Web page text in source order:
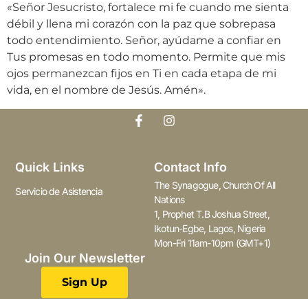
«Señor Jesucristo, fortalece mi fe cuando me sienta
débil y llena mi corazón con la paz que sobrepasa
todo entendimiento. Señor, ayúdame a confiar en
Tus promesas en todo momento. Permite que mis
ojos permanezcan fijos en Ti en cada etapa de mi
vida, en el nombre de Jesús. Amén».
Quick Links
Servicio de Asistencia
Contact Info
The Synagogue, Church Of All
Nations
1, Prophet T.B Joshua Street,
Ikotun-Egbe, Lagos, Nigeria
Mon-Fri 11am-10pm (GMT+1)
Join Our Newsletter
Sign Up